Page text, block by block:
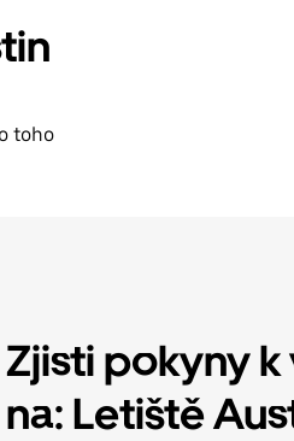
toho
Zjisti pokyny
na: Letiště